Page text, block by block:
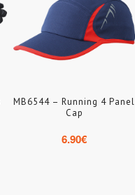
MB6544 – Running 4 Panel
Cap
6.90€